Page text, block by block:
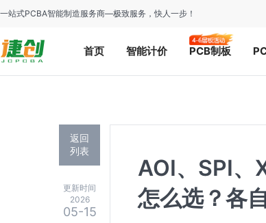
一站式PCBA智能制造服务商—极致服务，快人一步！
首页 智能计价 PCB制板
返回
列表
更新时间
2026
05-15
AOI、SPI、
怎么选？各